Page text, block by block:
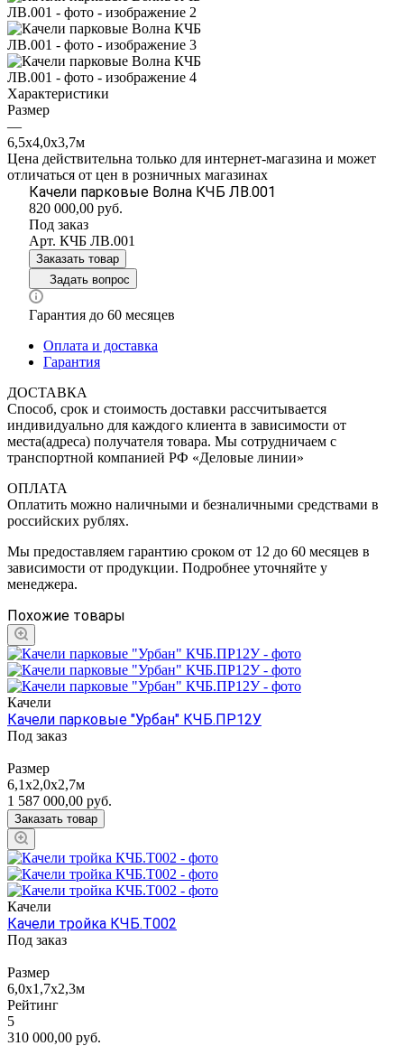
Характеристики
Размер
—
6,5х4,0х3,7м
Цена действительна только для интернет-магазина и может
отличаться от цен в розничных магазинах
Качели парковые Волна КЧБ ЛВ.001
820 000,00 руб.
Под заказ
Арт. КЧБ ЛВ.001
Заказать товар
Задать вопрос
Гарантия до 60 месяцев
Оплата и доставка
Гарантия
ДОСТАВКА
Способ, срок и стоимость доставки рассчитывается
индивидуально для каждого клиента в зависимости от
места(адреса) получателя товара. Мы сотрудничаем с
транспортной компанией РФ «Деловые линии»
ОПЛАТА
Оплатить можно наличными и безналичными средствами в
российских рублях.
Мы предоставляем гарантию сроком от 12 до 60 месяцев в
зависимости от продукции. Подробнее уточняйте у
менеджера.
Похожие товары
Качели
Качели парковые "Урбан" КЧБ.ПР12У
Под заказ
Размер
6,1х2,0х2,7м
1 587 000,00 руб.
Заказать товар
Качели
Качели тройка КЧБ.Т002
Под заказ
Размер
6,0х1,7х2,3м
Рейтинг
5
310 000,00 руб.